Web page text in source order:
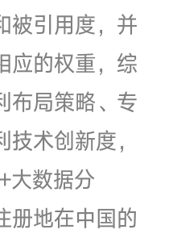
被引用度，并
应的权重，综
布局策略、专
术创新度，
大数据分
地在中国的